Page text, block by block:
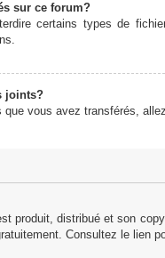
sur ce forum?
certains types de
joints?
vous avez transférés,
produit, distribué et son
Consultez le lien